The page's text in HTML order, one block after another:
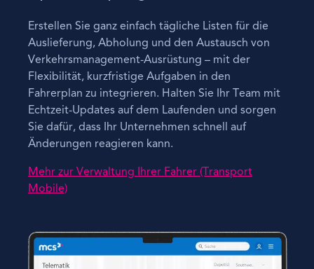
Erstellen Sie ganz einfach tägliche Listen für die
Auslieferung, Abholung und den Austausch von
Verkehrsmanagement-Ausrüstung – mit der
Flexibilität, kurzfristige Aufgaben in den
Fahrerplan zu integrieren. Halten Sie Ihr Team mit
Echtzeit-Updates auf dem Laufenden und sorgen
Sie dafür, dass Ihr Unternehmen schnell auf
Änderungen reagieren kann.
Mehr zur Verwaltung Ihrer Fahrer (Transport
Mobile)